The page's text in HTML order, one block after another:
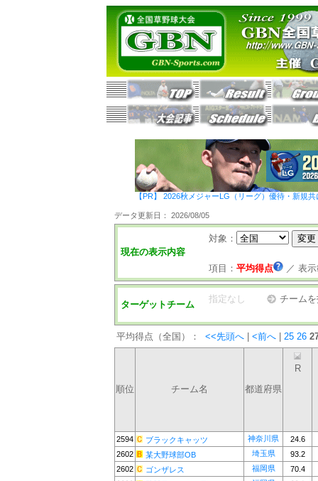
【PR】 2026秋メジャーLG（リーグ）優待・新規
データ更新日： 2026/08/05
現在の表示内容
対象：
項目： 平均得点 ／ 表
ターゲットチーム
指定なし チーム
平均得点（全国）： <<先頭へ <前へ 25 26
順位 チーム名 都道府県
R
2594 ブラックキャッツ 神奈川県
24.6
2602
某大野球部OB 埼玉県
93.2
2602
ゴンザレス 福岡県
70.4